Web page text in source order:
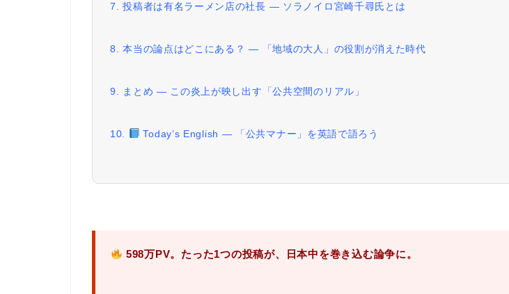
7. 投稿者は有名ラーメン店の社長 ― ソラノイロ宮崎千尋氏とは
8. 本当の論点はどこにある？ ― 「地域の大人」の役割が消えた時代
9. まとめ ― この炎上が映し出す「公共空間のリアル」
10. Today’s English ― 「公共マナー」を英語で語ろう
598万PV。たった1つの投稿が、日本中を巻き込む論争に。